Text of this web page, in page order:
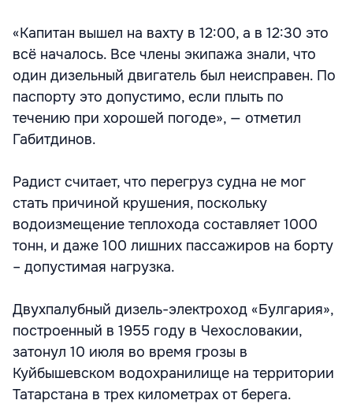
«Капитан вышел на вахту в 12:00, а в 12:30 это
всё началось. Все члены экипажа знали, что
один дизельный двигатель был неисправен. По
паспорту это допустимо, если плыть по
течению при хорошей погоде», — отметил
Габитдинов.
Радист считает, что перегруз судна не мог
стать причиной крушения, поскольку
водоизмещение теплохода составляет 1000
тонн, и даже 100 лишних пассажиров на борту
– допустимая нагрузка.
Двухпалубный дизель-электроход «Булгария»,
построенный в 1955 году в Чехословакии,
затонул 10 июля во время грозы в
Куйбышевском водохранилище на территории
Татарстана в трех километрах от берега.